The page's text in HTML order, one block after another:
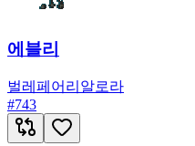
에블리
벌레 페어리 알로라
#743